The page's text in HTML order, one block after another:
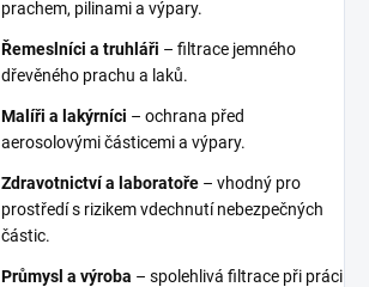
prachem, pilinami a výpary.
Řemeslníci a truhláři – filtrace jemného
dřevěného prachu a laků.
Malíři a lakýrníci – ochrana před
aerosolovými částicemi a výpary.
Zdravotnictví a laboratoře – vhodný pro
prostředí s rizikem vdechnutí nebezpečných
částic.
Průmysl a výroba – spolehlivá filtrace při práci